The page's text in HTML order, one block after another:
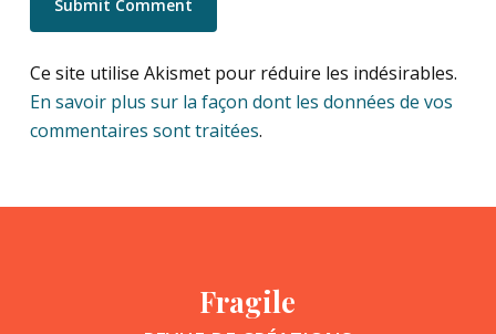
Ce site utilise Akismet pour réduire les indésirables.
En savoir plus sur la façon dont les données de vos
commentaires sont traitées.
Fragile